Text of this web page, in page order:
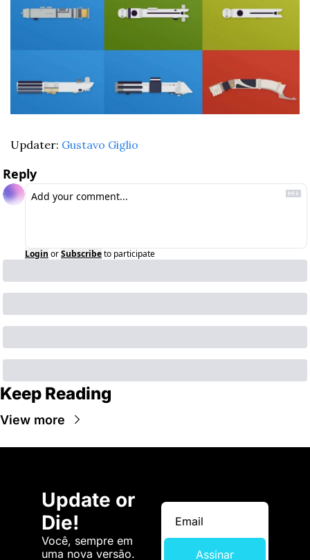
Updater: Gustavo Giglio
Reply
Login orSubscribeto participate
Keep Reading
View more
Update or
Die!
Você, sempre em
uma nova versão.
Assinar